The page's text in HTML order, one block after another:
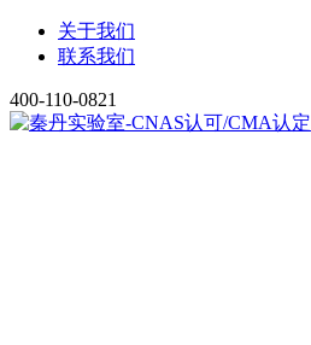
关于我们
联系我们
400-110-0821